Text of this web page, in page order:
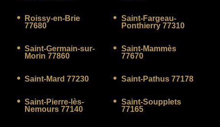
Roissy-en-Brie
77680
Saint-Fargeau-
Ponthierry 77310
Saint-Germain-sur-
Morin 77860
Saint-Mammès
77670
Saint-Mard 77230 Saint-Pathus 77178
Saint-Pierre-lès-
Nemours 77140
Saint-Soupplets
77165